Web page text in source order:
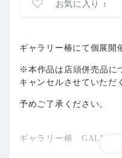
お気に入り 1
ギャラリー椿にて個展開
※本作品は店頭併売品に
キャンセルさせていただ
予めご了承ください。
ギャラリー椿 GALLERY